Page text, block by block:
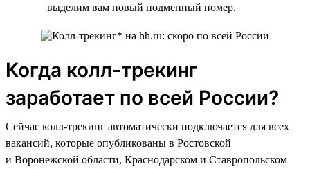
выделим вам новый подменный номер.
Когда колл-трекинг
заработает по всей России?
Сейчас колл-трекинг автоматически подключается для всех
вакансий, которые опубликованы в Ростовской
и Воронежской области, Краснодарском и Ставропольском